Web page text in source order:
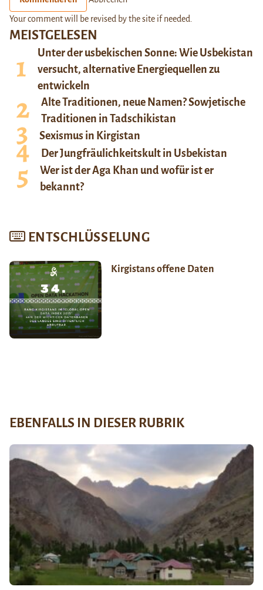
MEISTGELESEN
Unter der usbekischen Sonne: Wie Usbekistan
versucht, alternative Energiequellen zu
entwickeln
Alte Traditionen, neue Namen? Sowjetische
Traditionen in Tadschikistan
Sexismus in Kirgistan
Der Jungfräulichkeitskult in Usbekistan
Wer ist der Aga Khan und wofür ist er
bekannt?
ENTSCHLÜSSELUNG
Kirgistans offene Daten
Your comment will be revised by the site if needed.
EBENFALLS IN DIESER RUBRIK